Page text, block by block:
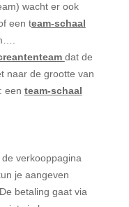
wacht er ook
een team-schaal
dat de
naar de grootte van
een team-schaal
verkooppagina
je aangeven
betaling gaat via